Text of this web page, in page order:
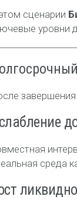
сценарии
уровни
среда